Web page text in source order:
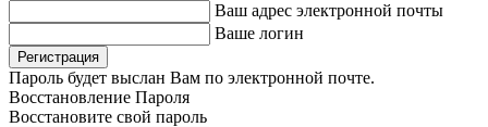
Ваш адрес электронной почты
Ваше логин
Пароль будет выслан Вам по электронной почте.
Восстановление Пароля
Восстановите свой пароль